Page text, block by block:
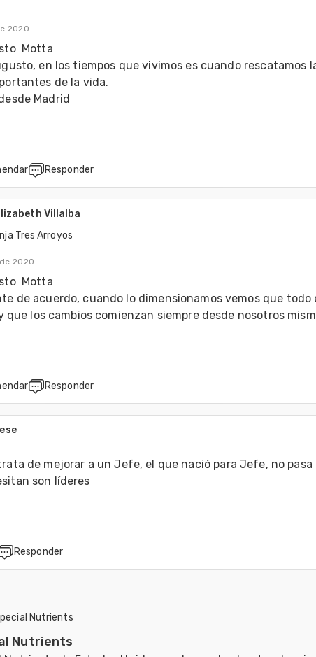
2020
Motta
en los tiempos que vivimos es cuando rescatamos
de la vida.
Madrid
Responder
Villalba
Tres Arroyos
2020
Motta
de acuerdo, cuando lo dimensionamos vemos que todo
que los cambios comienzan siempre desde nosotros
Responder
de mejorar a un Jefe, el que nació para Jefe, no pasa
son líderes
Responder
Nutrients
Nutrients